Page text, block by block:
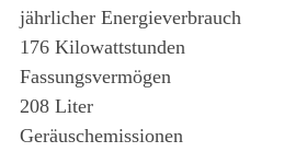
jährlicher Energieverbrauch
176 Kilowattstunden
Fassungsvermögen
208 Liter
Geräuschemissionen